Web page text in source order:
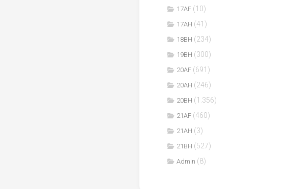
17AF (10)
17AH (41)
18BH (234)
19BH (300)
20AF (691)
20AH (246)
20BH (1.356)
21AF (460)
21AH (3)
21BH (527)
Admin (8)